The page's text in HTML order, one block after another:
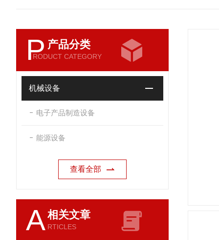
P 产品分类
RODUCT CATEGORY
机械设备
电子产品制造设备
能源设备
查看全部
A相关文章
RTICLES